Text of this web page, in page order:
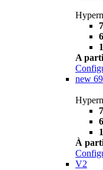
A
new
À
V2